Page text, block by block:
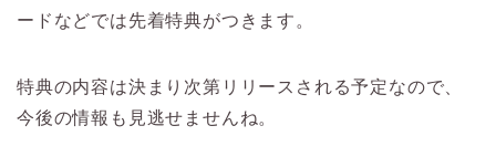
ードなどでは先着特典がつきます。
特典の内容は決まり次第リリースされる予定なので、
今後の情報も見逃せませんね。